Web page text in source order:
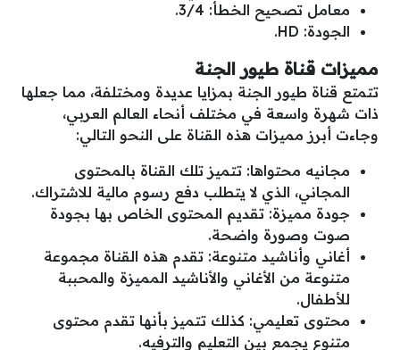
معامل تصحيح الخطأ: 3/4.
الجودة: HD.
مميزات قناة طيور الجنة
تتمتع قناة طيور الجنة بمزايا عديدة ومختلفة، مما جعلها
ذات شهرة واسعة في مختلف أنحاء العالم العربي،
وجاءت أبرز مميزات هذه القناة على النحو التالي:
مجانيه محتواها: تتميز تلك القناة بالمحتوى
المجاني، الذي لا يتطلب دفع رسوم مالية للاشتراك.
جودة مميزة: تقديم المحتوى الخاص بها بجودة
صوت وصورة واضحة.
أغاني وأناشيد متنوعة: تقدم هذه القناة مجموعة
متنوعة من الأغاني والأناشيد المميزة والمحببة
للأطفال.
محتوى تعليمي: كذلك تتميز بأنها تقدم محتوى
متنوع يجمع بين التعليم والترفيه.